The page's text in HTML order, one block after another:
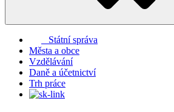
Státní správa
Města a obce
Vzdělávání
Daně a účetnictví
Trh práce